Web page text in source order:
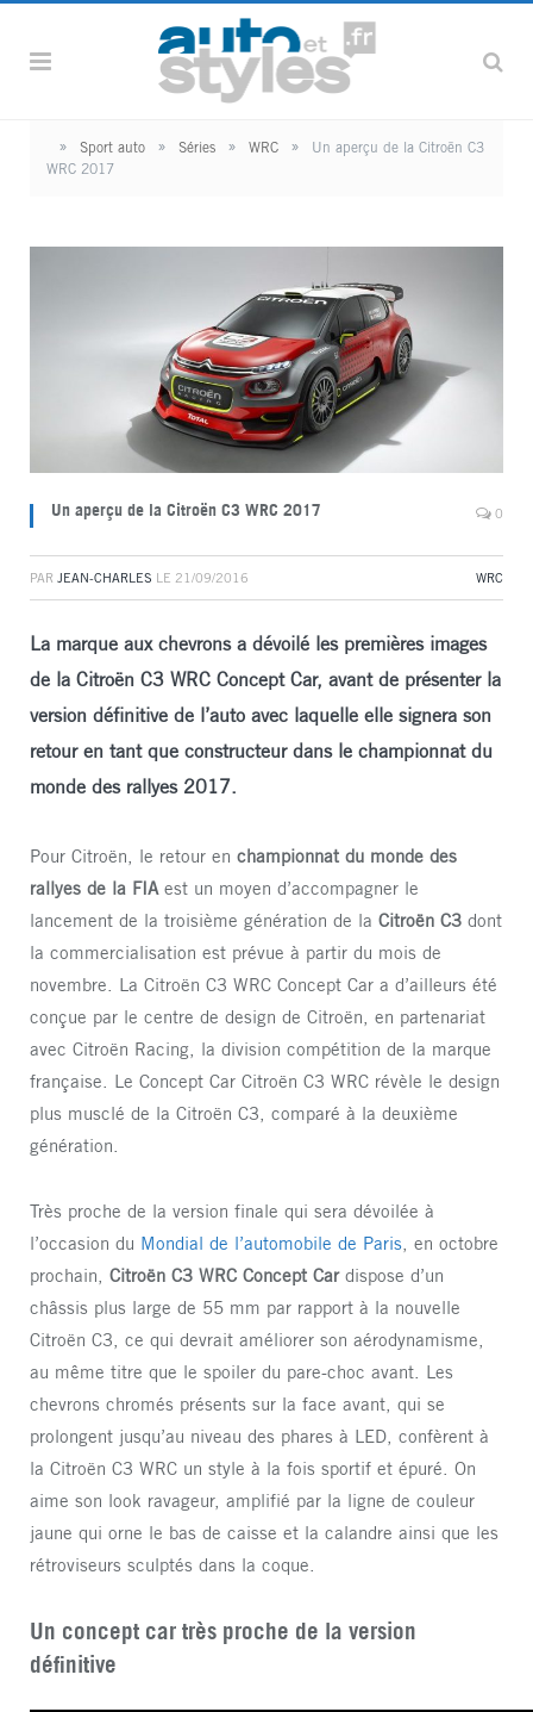
» Sport auto » Séries » WRC »
Un aperçu de la Citroën C3
WRC 2017
Un aperçu de la Citroën C3 WRC 2017 0
PAR JEAN-CHARLES LE 21/09/2016 WRC
La marque aux chevrons a dévoilé les premières images
de la Citroën C3 WRC Concept Car, avant de présenter la
version définitive de l’auto avec laquelle elle signera son
retour en tant que constructeur dans le championnat du
monde des rallyes 2017.
Pour Citroën, le retour en championnat du monde des
rallyes de la FIA est un moyen d’accompagner le
lancement de la troisième génération de la Citroën C3 dont
la commercialisation est prévue à partir du mois de
novembre. La Citroën C3 WRC Concept Car a d’ailleurs été
conçue par le centre de design de Citroën, en partenariat
avec Citroën Racing, la division compétition de la marque
française. Le Concept Car Citroën C3 WRC révèle le design
plus musclé de la Citroën C3, comparé à la deuxième
génération.
Très proche de la version finale qui sera dévoilée à
l’occasion du Mondial de l’automobile de Paris , en octobre
prochain, Citroën C3 WRC Concept Cardispose d’un
châssis plus large de 55 mm par rapport à la nouvelle
Citroën C3, ce qui devrait améliorer son aérodynamisme,
au même titre que le spoiler du pare-choc avant. Les
chevrons chromés présents sur la face avant, qui se
prolongent jusqu’au niveau des phares à LED, confèrent à
la Citroën C3 WRC un style à la fois sportif et épuré. On
aime son look ravageur, amplifié par la ligne de couleur
jaune qui orne le bas de caisse et la calandre ainsi que les
rétroviseurs sculptés dans la coque.
Un concept car très proche de la version
définitive